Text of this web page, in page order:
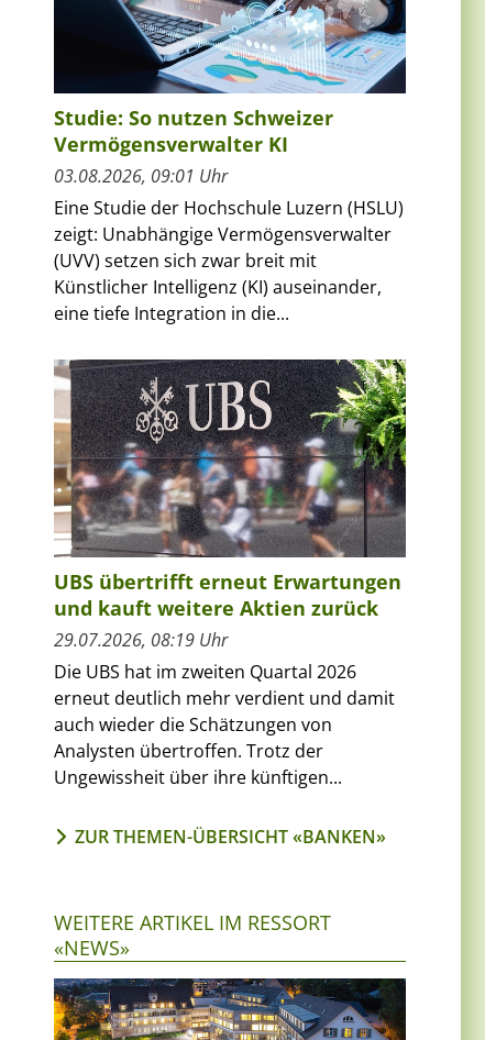
Studie: So nutzen Schweizer
Vermögensverwalter KI
03.08.2026, 09:01 Uhr
Eine Studie der Hochschule Luzern (HSLU)
zeigt: Unabhängige Vermögensverwalter
(UVV) setzen sich zwar breit mit
Künstlicher Intelligenz (KI) auseinander,
eine tiefe Integration in die...
UBS übertrifft erneut Erwartungen
und kauft weitere Aktien zurück
29.07.2026, 08:19 Uhr
Die UBS hat im zweiten Quartal 2026
erneut deutlich mehr verdient und damit
auch wieder die Schätzungen von
Analysten übertroffen. Trotz der
Ungewissheit über ihre künftigen...
ZUR THEMEN-ÜBERSICHT «BANKEN»
WEITERE ARTIKEL IM RESSORT
«NEWS»